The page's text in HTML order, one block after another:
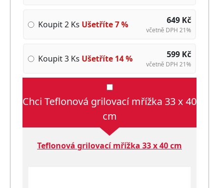
Koupit 2 Ks Ušetříte7% 649 Kč
včetně DPH 21%
Koupit 3 Ks Ušetříte 14% 599 Kč
včetně DPH 21%
Chci Teflonová grilovací mřížka 33 x 40
cm
Teflonová grilovací mřížka 33 x 40 cm